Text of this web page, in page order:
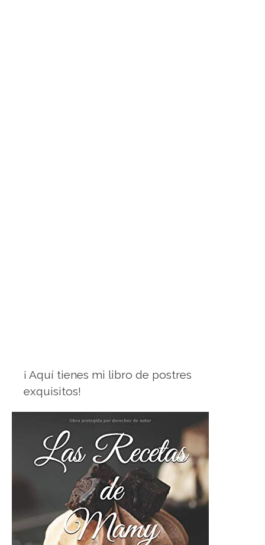
¡ Aquí tienes mi libro de postres
exquisitos!